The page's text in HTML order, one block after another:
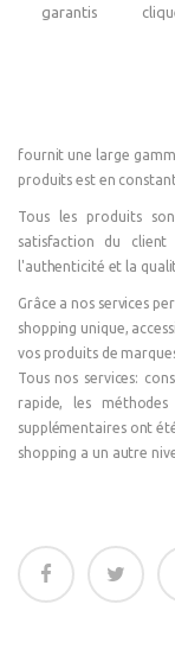
fournit une large
produits est en
Tous les produits
satisfaction du
l'authenticité et la
Grâce a nos services
shopping unique,
vos produits de
Tous nos services:
rapide, les
supplémentaires ont
shopping a un autre